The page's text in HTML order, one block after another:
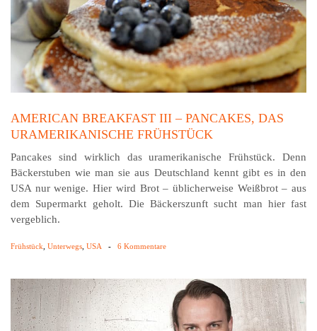
AMERICAN BREAKFAST III – PANCAKES, DAS
URAMERIKANISCHE FRÜHSTÜCK
Pancakes sind wirklich das uramerikanische Frühstück. Denn
Bäckerstuben wie man sie aus Deutschland kennt gibt es in den
USA nur wenige. Hier wird Brot – üblicherweise Weißbrot – aus
dem Supermarkt geholt. Die Bäckerszunft sucht man hier fast
vergeblich.
Frühstück Unterwegs USA - 6 Kommentare